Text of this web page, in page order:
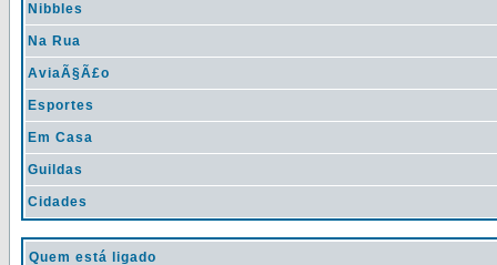
Nibbles
Na Rua
AviaÃ§Ã£o
Esportes
Em Casa
Guildas
Cidades
Quem está ligado